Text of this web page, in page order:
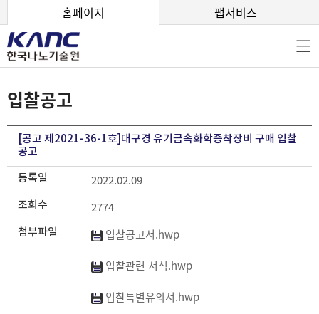
홈페이지 팹서비스
입찰공고
[공고 제2021-36-1호]대구경 유기금속화학증착장비 구매 입찰
공고
등록일 2022.02.09
조회수 2774
첨부파일
입찰공고서.hwp
입찰관련 서식.hwp
입찰특별유의서.hwp